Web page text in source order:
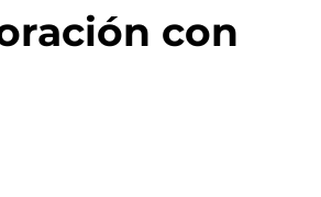
con